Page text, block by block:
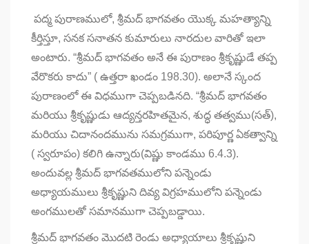
పద్మ పురాణములో, శ్రీమద్ భాగవతం యొక్క మహత్యాన్ని
కీర్తిస్తూ, సనక సనాతన కుమారులు నారదుల వారితో ఇలా
అంటారు. “శ్రీమద్ భాగవతం అనే ఈ పురాణం శ్రీకృష్ణుడే తప్ప
వేరొకరు కాదు” ( ఉత్తరా ఖండం 198.30). అలానే స్కంద
పురాణంలో ఈ విధముగా చెప్పబడినది. “శ్రీమద్ భాగవతం
మరియు శ్రీకృష్ణుడు ఆద్యన్తరహితమైన, శుద్ధ తత్వము(సత్),
మరియు చిదానందమును సమగ్రముగా, పరిపూర్ణ ఏకత్వాన్ని
( స్వరూపం) కలిగి ఉన్నారు(విష్ణు కాండము 6.4.3).
అందువల్ల శ్రీమద్ భాగవతములోని పన్నెండు
అధ్యాయములు శ్రీకృష్ణుని దివ్య విగ్రహములోని పన్నెండు
అంగములతో సమానముగా చెప్పబడ్డాయి.
శ్రీమద్ భాగవతం మొదటి రెండు అధ్యాయాలు శ్రీకృష్ణుని